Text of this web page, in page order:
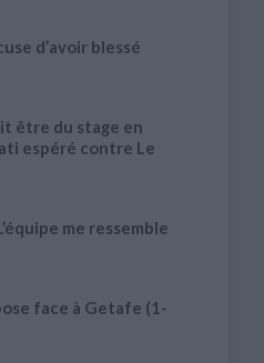
d’avoir blessé
être du stage en
espéré contre Le
me ressemble
face à Getafe (1-